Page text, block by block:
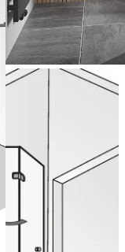
Porte
pliante en
niche
Configurer